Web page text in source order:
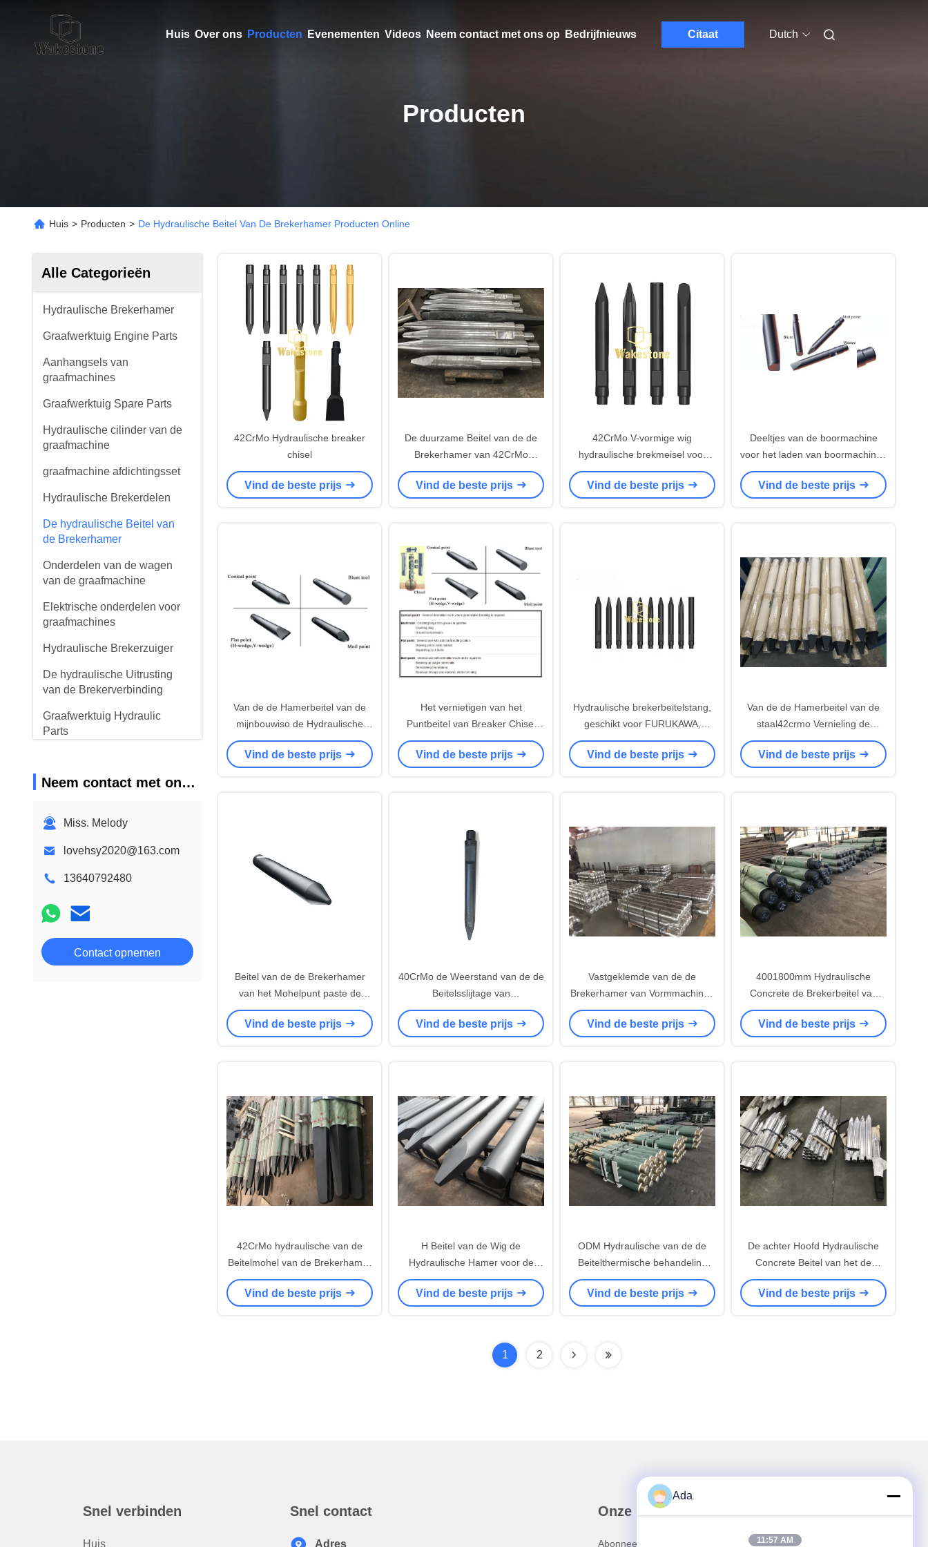
Huis Over ons Producten Evenementen Videos Neem contact met ons op Bedrijfnieuws Citaat Dutch
Producten
Huis > Producten > De Hydraulische Beitel Van De Brekerhamer Producten Online
Alle Categorieën
Hydraulische Brekerhamer
Graafwerktuig Engine Parts
Aanhangsels van
graafmachines
Graafwerktuig Spare Parts
Hydraulische cilinder van de
graafmachine
graafmachine afdichtingsset
Hydraulische Brekerdelen
De hydraulische Beitel van
de Brekerhamer
Onderdelen van de wagen
van de graafmachine
Elektrische onderdelen voor
graafmachines
Hydraulische Brekerzuiger
De hydraulische Uitrusting
van de Brekerverbinding
Graafwerktuig Hydraulic
Parts
spanning
Graafwerktuig Travel Motor
Neem contact met ons op
Miss. Melody
lovehsy2020@163.com
13640792480
Contact opnemen
42CrMo Hydraulische breaker
chisel
Vind de beste prijs
De duurzame Beitel van de de
Brekerhamer van 42CrMo
Hydraulische voor Steen en Rots
Vind de beste prijs
42CrMo V-vormige wig
hydraulische brekmeisel voor
excavatoren met banden
Vind de beste prijs
Deeltjes van de boormachine
voor het laden van boormachines
van het type CE
Vind de beste prijs
Van de de Hamerbeitel van de
mijnbouwiso de Hydraulische
Breker Vervangstukken van de
de Slijtageweerstand
Vind de beste prijs
Het vernietigen van het
Puntbeitel van Breaker Chisel
Moil van het
Stichtingengraafwerktuig voor
Vind de beste prijs
Hydraulische brekerbeitelstang,
geschikt voor FURUKAWA,
HB20G, HB30G, HB40G, F20,
F22, F35, F37 modellen.
Vind de beste prijs
Van de de Hamerbeitel van de
staal42crmo Vernieling de
Beetjesgraafwerktuig Breaker
Parts
Vind de beste prijs
Beitel van de de Brekerhamer
van het Mohelpunt paste de
Hydraulische Diverse Modellen
aan
Vind de beste prijs
40CrMo de Weerstand van de de
Beitelsslijtage van
graafwerktuighydraulic rock
breaker voor Steen
Vind de beste prijs
Vastgeklemde van de de
Brekerhamer van Vormmachines
Hydraulische van het de
BeitelGietijzer Materiële de
Vind de beste prijs
4001800mm Hydraulische
Concrete de Brekerbeitel van
Hamerhulpmiddelen HRC48-52
Vind de beste prijs
42CrMo hydraulische van de
Beitelmohel van de Brekerhamer
het Puntbeitel in Mijnbouw
Vind de beste prijs
H Beitel van de Wig de
Hydraulische Hamer voor de
Hydraulische Beitel van de
Brekersb50/sb81/sb121/sb131
Vind de beste prijs
ODM Hydraulische van de de
Beitelthermische behandeling
van de Brekerhamer
Hydraulische de
Vind de beste prijs
De achter Hoofd Hydraulische
Concrete Beitel van het de
Legeringsstaal van Brekerbeitels
voor Vernielingshamer
Vind de beste prijs
1 2
Snel verbinden
Huis
Snel contact
Adres
Onze Nieuwsbrief
Abonneer u op onze nieuwsbrief voor kortingen en
Ada
11:57 AM